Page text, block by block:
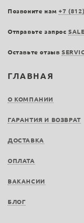
ГЛАВНАЯ
О КОМПАНИИ
ГАРАНТИЯ И ВОЗВРАТ
ДОСТАВКА
ОПЛАТА
ВАКАНСИИ
БЛОГ
Позвоните нам+7
Отправьте запрос
Оставьте отзыв